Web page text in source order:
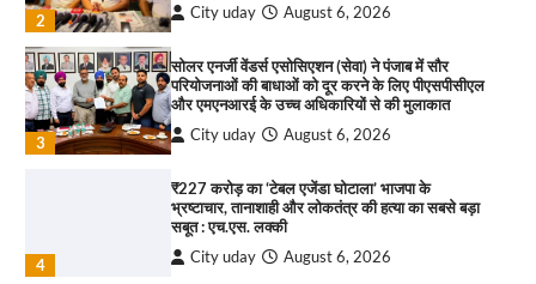
2 City uday August 6, 2026
3
सोलर एनर्जी वेंडर्स एसोसिएशन (सेवा) ने पंजाब में सौर
परियोजनाओं की बाधाओं को दूर करने के लिए पीएसपीसीएल
और एमएनआरई के उच्च अधिकारियों से की मुलाकात
City uday August 6, 2026
4
₹227 करोड़ का ‘टेबल एजेंडा घोटाला’ भाजपा के
भ्रष्टाचार, तानाशाही और लोकतंत्र की हत्या का सबसे बड़ा
सबूत : एच.एस. लक्की
City uday August 6, 2026
3
सरकारी आदर्श उच्च विद्यालय, सैक्टर 34-सी, चण्डीगढ़ में
कार्यक्रम आयोजित
City uday August 6, 2025
राहुल गाँधी ने खाई है वैश्विक मंच पर भारत को कमजोर करने
की कसम: देवशाली
City uday August 6, 2025